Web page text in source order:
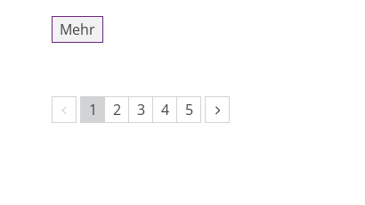
Mehr
Vorherige Seite
1 2 3 4 5 Nächste Seite